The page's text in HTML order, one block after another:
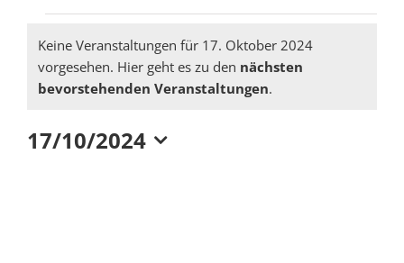
Veranstaltungen
für
17.
Hinweis
Keine Veranstaltungen für 17. Oktober 2024
vorgesehen. Hier geht es zu den nächsten
bevorstehenden Veranstaltungen.
17/10/2024